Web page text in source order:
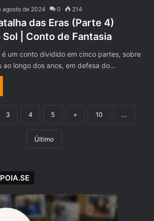
agosto de 2024 0 214
das Eras (Parte 4)
| Conto de Fantasia
é um conto dividido em cinco partes, sobre
ao longo dos anos, em defesa do…
3 4 5 » 10 ...
Último